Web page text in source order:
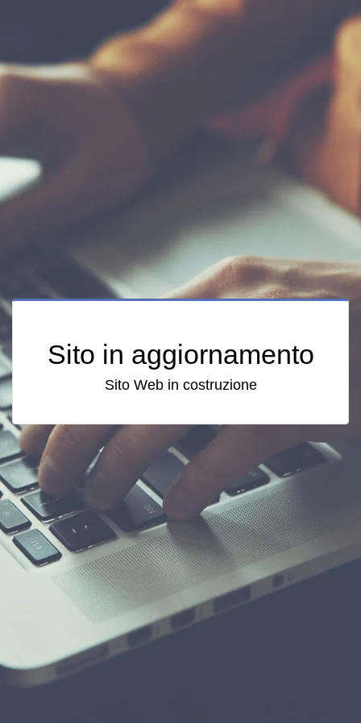
Sito in aggiornamento
Sito Web in costruzione